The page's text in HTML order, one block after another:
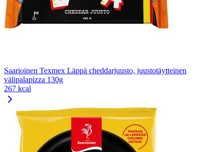
Saarioinen Texmex Läppä cheddarjuusto, juustotäytteinen
välipalapizza 130g
267 kcal